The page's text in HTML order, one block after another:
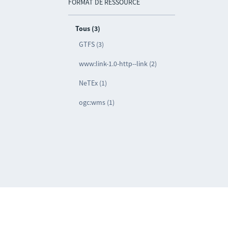
FORMAT DE RESSOURCE
Tous (3)
GTFS (3)
www:link-1.0-http--link (2)
NeTEx (1)
ogc:wms (1)